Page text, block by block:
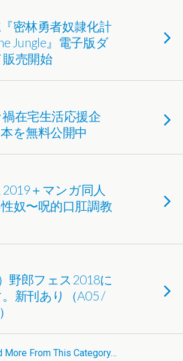
密林勇者奴隷化計
Jungle』電子版ダ
売開始
在宅生活応援企
を無料公開中
＋マンガ同人
奴〜呪的口肛調教
野郎フェス2018に
新刊あり（A05 /
More From This Category…